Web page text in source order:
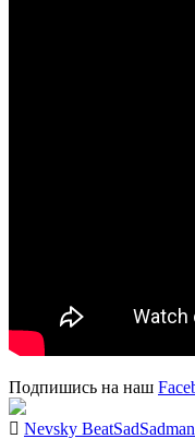
Подпишись на наш
Nevsky BeatSadSadman